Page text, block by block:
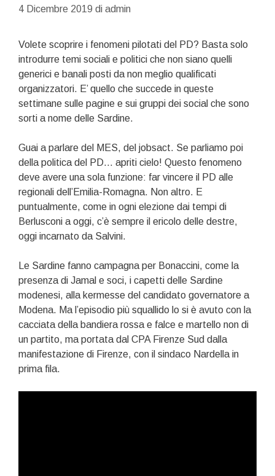
4 Dicembre 2019 di admin
Volete scoprire i fenomeni pilotati del PD? Basta solo
introdurre temi sociali e politici che non siano quelli
generici e banali posti da non meglio qualificati
organizzatori. E’ quello che succede in queste
settimane sulle pagine e sui gruppi dei social che sono
sorti a nome delle Sardine.
Guai a parlare del MES, del jobsact. Se parliamo poi
della politica del PD… apriti cielo! Questo fenomeno
deve avere una sola funzione: far vincere il PD alle
regionali dell’Emilia-Romagna. Non altro. E
puntualmente, come in ogni elezione dai tempi di
Berlusconi a oggi, c’è sempre il ericolo delle destre,
oggi incarnato da Salvini.
Le Sardine fanno campagna per Bonaccini, come la
presenza di Jamal e soci, i capetti delle Sardine
modenesi, alla kermesse del candidato governatore a
Modena. Ma l’episodio più squallido lo si è avuto con la
cacciata della bandiera rossa e falce e martello non di
un partito, ma portata dal CPA Firenze Sud dalla
manifestazione di Firenze, con il sindaco Nardella in
prima fila.